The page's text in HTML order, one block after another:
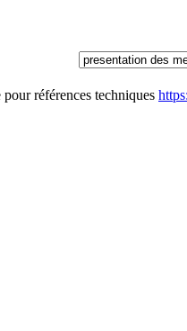
références techniques